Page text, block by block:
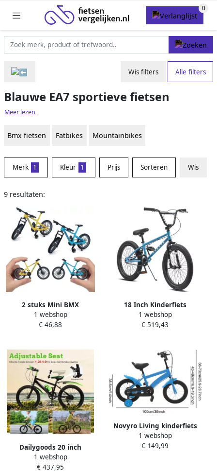
Wis filters Alle filters
Blauwe EA7 sportieve fietsen
Meer lezen
Bmx fietsen Fatbikes Mountainbikes
Merk 1 Kleur 1 Prijs Sorteren Wis
9 resultaten:
2 stuks Mini BMX
vingerfiets MTB model
decoratie fiets gegoten
mountainbike
1 webshop
€ 46,88
18 Inch Kinderfiets
Freestyle BMX Fiets voor en
Ideaal voor Beginners
1 webshop
€ 519,43
Dailygoods 20 inch
mountainbike 7 snelheden
in hoogte verstelbare
1 webshop
€ 437,95
Novyro Living kinderfiets
speelfiets met zijwieltjes
blauw verstelbare stoel arm
1 webshop
€ 149,99